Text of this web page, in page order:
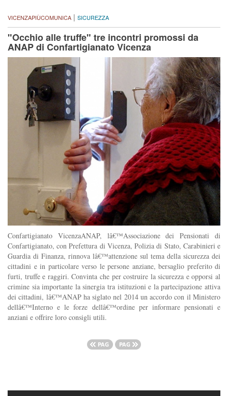
VICENZAPIÙCOMUNICA | SICUREZZA
"Occhio alle truffe" tre incontri promossi da
ANAP di Confartigianato Vicenza
Confartigianato VicenzaANAP, lâ€™Associazione dei Pensionati di
Confartigianato, con Prefettura di Vicenza, Polizia di Stato, Carabinieri e
Guardia di Finanza, rinnova lâ€™attenzione sul tema della sicurezza dei
cittadini e in particolare verso le persone anziane, bersaglio preferito di
furti, truffe e raggiri. Convinta che per costruire la sicurezza e opporsi al
crimine sia importante la sinergia tra istituzioni e la partecipazione attiva
dei cittadini, lâ€™ANAP ha siglato nel 2014 un accordo con il Ministero
dellâ€™Interno e le forze dellâ€™ordine per informare pensionati e
anziani e offrire loro consigli utili.